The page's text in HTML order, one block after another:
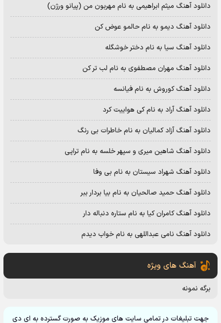
دانلود آهنگ میثم ابراهیمی به نام مهربون من (پیانو ورژن)
دانلود آهنگ دیمو به نام حالمو عوض کن
دانلود آهنگ سیا به نام دختر خوشگله
دانلود آهنگ مهران مصطفوی به نام لب تر کن
دانلود آهنگ کوروش به نام فیانسه
دانلود آهنگ آراد به نام کی هواییت کرد
دانلود آهنگ آزاد کمالیان به نام خاطرات بی رنگ
دانلود آهنگ شاهین میری و سپهر خلسه به نام تراپی
دانلود آهنگ شهراد سیستان به نام بی وفا
دانلود آهنگ حمید صالحیان به نام بیا بردار ببر
دانلود آهنگ کامران کیا به نام ستاره دنباله دار
دانلود آهنگ نامی عبداللهی به نام خواب دیدم
آهنگ های ویژه
برگه نمونه
جهت تبلیغات در تمامی سایت های موزیک به صورت گسترده به ای دی